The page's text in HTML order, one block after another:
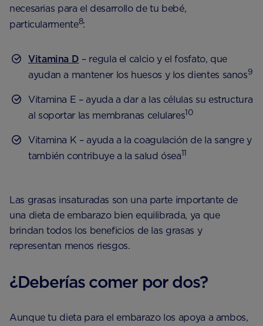
necesarias para el desarrollo de tu bebé,
particularmente8:
Vitamina D – regula el calcio y el fosfato, que
ayudan a mantener los huesos y los dientes sanos9
Vitamina E – ayuda a dar a las células su estructura
al soportar las membranas celulares10
Vitamina K – ayuda a la coagulación de la sangre y
también contribuye a la salud ósea11
Las grasas insaturadas son una parte importante de
una dieta de embarazo bien equilibrada, ya que
brindan todos los beneficios de las grasas y
representan menos riesgos.
¿Deberías comer por dos?
Aunque tu dieta para el embarazo los apoya a ambos,